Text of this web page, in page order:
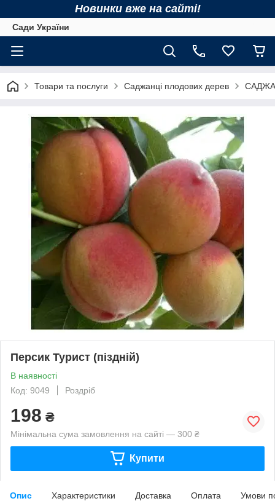
Новинки вже на сайті!
Сади України
Товари та послуги Саджанці плодових дерев
Персик Турист (піздній)
В наявності
Код: 9049
Роздріб
198 ₴
Мінімальна сума замовлення на сайті — 300 ₴
Купити
Опис Характеристики Доставка Оплата Умови